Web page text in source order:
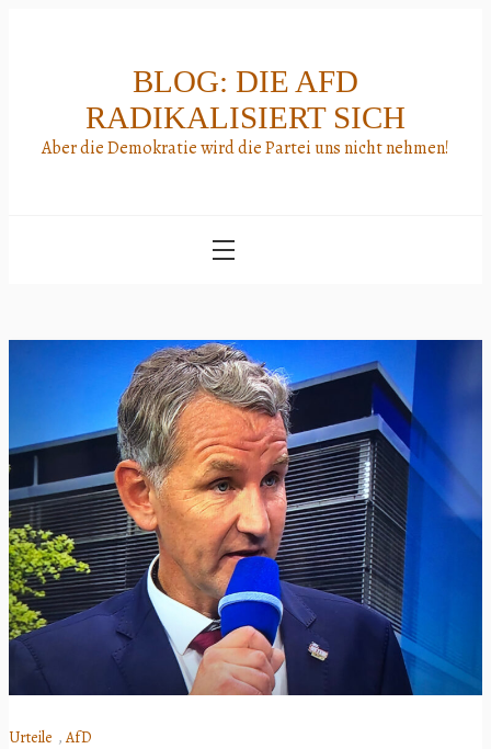
BLOG: DIE AFD
RADIKALISIERT SICH
Aber die Demokratie wird die Partei uns nicht nehmen!
Urteile ,AfD